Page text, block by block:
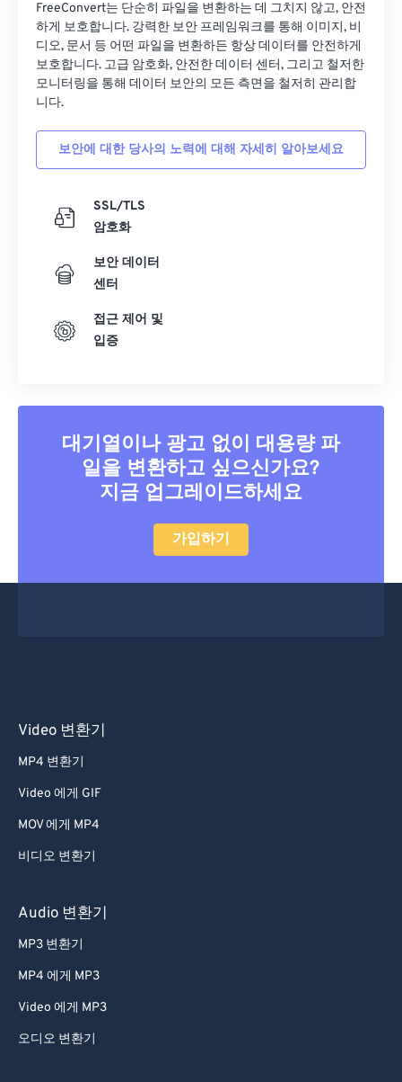
FreeConvert는 단순히 파일을 변환하는 데 그치지 않고, 안전
하게 보호합니다. 강력한 보안 프레임워크를 통해 이미지, 비
디오, 문서 등 어떤 파일을 변환하든 항상 데이터를 안전하게
보호합니다. 고급 암호화, 안전한 데이터 센터, 그리고 철저한
모니터링을 통해 데이터 보안의 모든 측면을 철저히 관리합
니다.
보안에 대한 당사의 노력에 대해 자세히 알아보세요
SSL/TLS
암호화
보안 데이터
센터
접근 제어 및
입증
대기열이나 광고 없이 대용량 파
일을 변환하고 싶으신가요?
지금 업그레이드하세요
가입하기
Video 변환기
MP4 변환기
Video 에게 GIF
MOV 에게 MP4
비디오 변환기
Audio 변환기
MP3 변환기
MP4 에게 MP3
Video 에게 MP3
오디오 변환기